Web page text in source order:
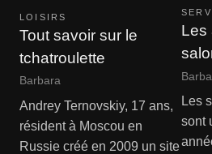
LOISIRS
Tout savoir sur le
tchatroulette
Barbara
Andrey Ternovskiy, 17 ans,
résident à Moscou en
Russie créé en 2009 un site
Les
Les
sont